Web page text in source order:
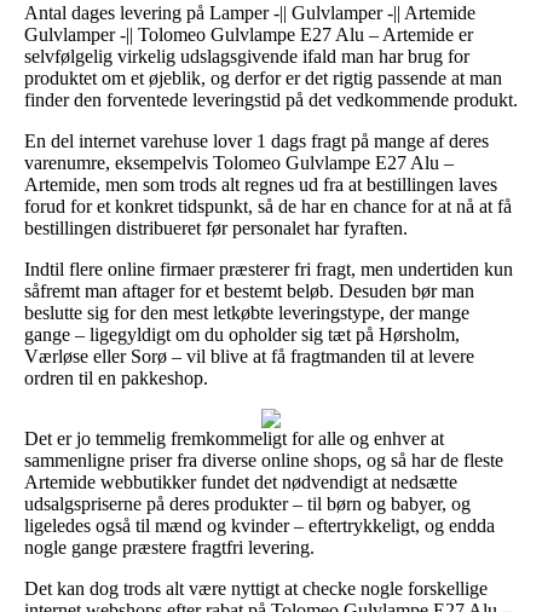
Antal dages levering på Lamper -|| Gulvlamper -|| Artemide
Gulvlamper -|| Tolomeo Gulvlampe E27 Alu – Artemide er
selvfølgelig virkelig udslagsgivende ifald man har brug for
produktet om et øjeblik, og derfor er det rigtig passende at man
finder den forventede leveringstid på det vedkommende produkt.
En del internet varehuse lover 1 dags fragt på mange af deres
varenumre, eksempelvis Tolomeo Gulvlampe E27 Alu –
Artemide, men som trods alt regnes ud fra at bestillingen laves
forud for et konkret tidspunkt, så de har en chance for at nå at få
bestillingen distribueret før personalet har fyraften.
Indtil flere online firmaer præsterer fri fragt, men undertiden kun
såfremt man aftager for et bestemt beløb. Desuden bør man
beslutte sig for den mest letkøbte leveringstype, der mange
gange – ligegyldigt om du opholder sig tæt på Hørsholm,
Værløse eller Sorø – vil blive at få fragtmanden til at levere
ordren til en pakkeshop.
Det er jo temmelig fremkommeligt for alle og enhver at
sammenligne priser fra diverse online shops, og så har de fleste
Artemide webbutikker fundet det nødvendigt at nedsætte
udsalgspriserne på deres produkter – til børn og babyer, og
ligeledes også til mænd og kvinder – eftertrykkeligt, og endda
nogle gange præstere fragtfri levering.
Det kan dog trods alt være nyttigt at checke nogle forskellige